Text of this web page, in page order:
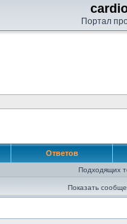
Портал
Ответов
Подходящих
Показать